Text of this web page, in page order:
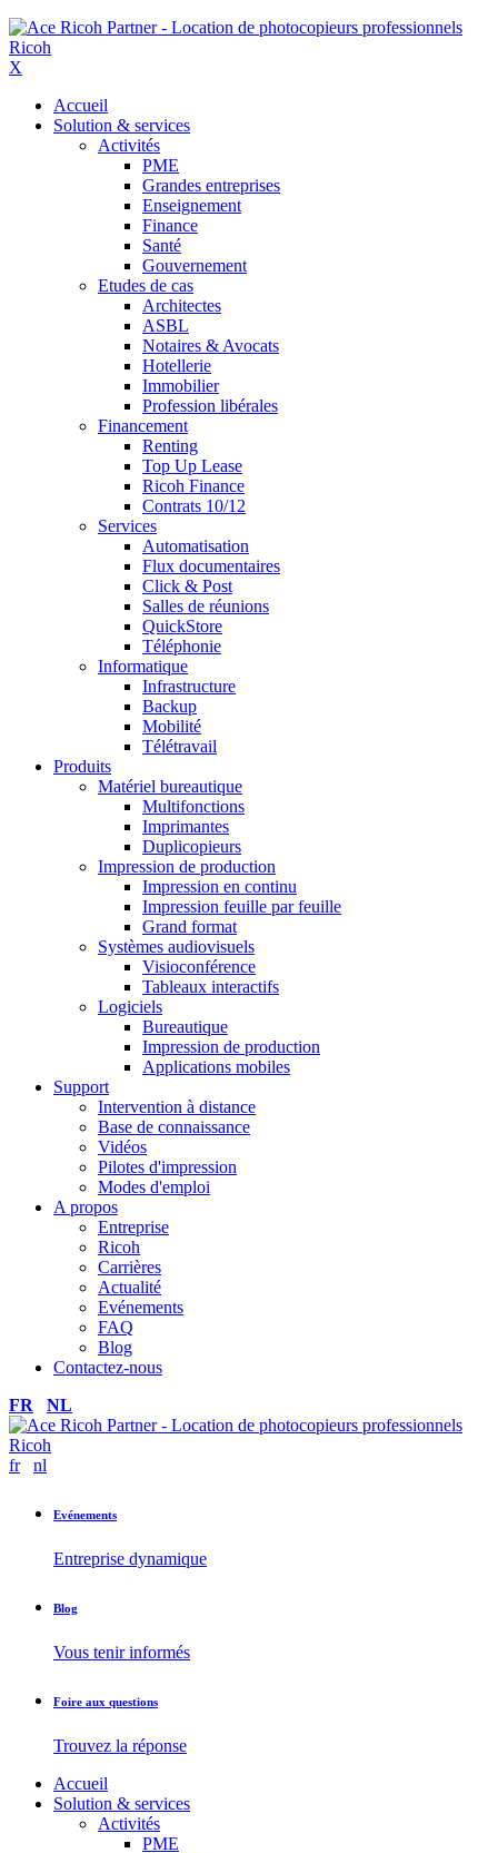
X
Accueil
Solution & services
Activités
PME
Grandes entreprises
Enseignement
Finance
Santé
Gouvernement
Etudes de cas
Architectes
ASBL
Notaires & Avocats
Hotellerie
Immobilier
Profession libérales
Financement
Renting
Top Up Lease
Ricoh Finance
Contrats 10/12
Services
Automatisation
Flux documentaires
Click & Post
Salles de réunions
QuickStore
Téléphonie
Informatique
Infrastructure
Backup
Mobilité
Télétravail
Produits
Matériel bureautique
Multifonctions
Imprimantes
Duplicopieurs
Impression de production
Impression en continu
Impression feuille par feuille
Grand format
Systèmes audiovisuels
Visioconférence
Tableaux interactifs
Logiciels
Bureautique
Impression de production
Applications mobiles
Support
Intervention à distance
Base de connaissance
Vidéos
Pilotes d'impression
Modes d'emploi
A propos
Entreprise
Ricoh
Carrières
Actualité
Evénements
FAQ
Blog
Contactez-nous
FR
NL
fr nl
Evénements
Entreprise dynamique
Blog
Vous tenir informés
Foire aux questions
Trouvez la réponse
Accueil
Solution & services
Activités
PME